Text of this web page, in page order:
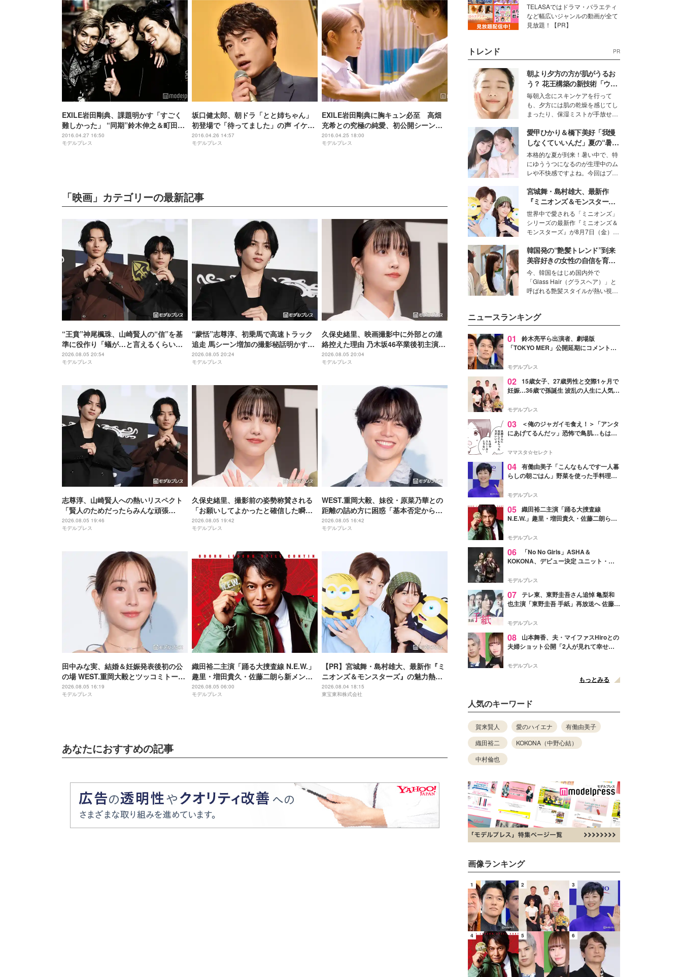
EXILE岩田剛典、課題明かす「すごく
難しかった」 “同期”鈴木伸之＆町田啓
太との縁にしみじみ
2016.04.27 16:50
モデルプレス
坂口健太郎、朝ドラ「とと姉ちゃん」
初登場で「待ってました」の声 イケメ
ン封印で“ヲタク男子”に
2016.04.26 14:57
モデルプレス
EXILE岩田剛典に胸キュン必至 高畑
充希との究極の純愛、初公開シーン解
禁
2016.04.25 18:00
モデルプレス
「映画」カテゴリーの最新記事
“王賁”神尾楓珠、山崎賢人の“信”を基
準に役作り「蟻が…と言えるくらいの
説得力がないと」【キングダム 魂の決
戦】
2026.08.05 20:54
モデルプレス
“蒙恬”志尊淳、初乗馬で高速トラック
追走 馬シーン増加の撮影秘話明かす
【キングダム 魂の決戦】
2026.08.05 20:24
モデルプレス
久保史緒里、映画撮影中に外部との連
絡控えた理由 乃木坂46卒業後初主演で
母親役に【世界は美しいと誰かが言っ
た】
2026.08.05 20:04
モデルプレス
志尊淳、山崎賢人への熱いリスペクト
「賢人のためだったらみんな頑張
る」“信”としての姿を絶賛【キングダ
ム 魂の決戦】
2026.08.05 19:46
モデルプレス
久保史緒里、撮影前の姿勢称賛される
「お願いしてよかったと確信した瞬
間」【世界は美しいと誰かが言った】
2026.08.05 19:42
モデルプレス
WEST.重岡大毅、妹役・原菜乃華との
距離の詰め方に困惑「基本否定から入
る会話をしてしまった」【5秒で完全犯
罪を生成する方法】
2026.08.05 16:42
モデルプレス
田中みな実、結婚＆妊娠発表後初の公
の場 WEST.重岡大毅とツッコミトーク
「子役みたいな子なので…」【5秒で完
全犯罪を生成する方法】
2026.08.05 16:19
モデルプレス
織田裕二主演「踊る大捜査線 N.E.W.」
趣里・増田貴久・佐藤二朗ら新メンバ
ー紹介映像解禁 各キャラクター象徴す
る“謎のキーワード”も
2026.08.05 06:00
モデルプレス
【PR】宮城舞・島村雄大、最新作『ミ
ニオンズ＆モンスターズ』の魅力熱弁
ハチャメチャだけじゃない“友情と
絆”に感動
2026.08.04 18:15
東宝東和株式会社
あなたにおすすめの記事
TELASAではドラマ・バラエティ
など幅広いジャンルの動画が全て
見放題！【PR】
トレンド PR
朝より夕方の方が肌がうるお
う？ 花王構築の新技術「ウォ
ーターキャプチャリングスキ
ン（捕水肌）」がスキンケア
の常識を変える予感
毎朝入念にスキンケアを行って
も、夕方には肌の乾燥を感じてし
まったり、保湿ミストが手放せな
な美容の常識を大きく変える可能
性を秘めた、革新的な「Water
Capturing Skin（ウォーターキャ
プチャリングスキン：捕水肌）」
技術を、花王が構築した。
愛甲ひかり＆橋下美好「我慢
しなくていいんだ」夏の“暑さ
対策”の新しい選択肢とは？
本格的な夏が到来！暑い中で、特
にゆううつになるのが生理中のム
レや不快感ですよね。今回はプラ
モデル・愛甲ひかりさんと橋下美
好さんを迎えて本音で女子会トー
ク。猛暑のお出かけを快適に過ご
すヒントや、2人が感動した夏の
生理の新常識にも迫りました。
宮城舞・島村雄大、最新作
『ミニオンズ＆モンスター
ズ』の魅力熱弁 ハチャメチャ
だけじゃない“友情と絆”に感
動
世界中で愛される「ミニオンズ」
シリーズの最新作『ミニオンズ＆
モンスターズ』が8月7日（金）に
ニオン好き”という共通点を持つモ
デルの宮城舞と島村雄大の特別対
談をお届け！それぞれの視点か
ら、今作ならではの魅力や予想外
の感動をもたらす奥深いストーリ
ーについて熱く語り合ってもらっ
韓国発の“艶髪トレンド”到来
美容好きの女性の自信を育む
「ヘアケア事情」って？
今、韓国をはじめ国内外で
「Glass Hair（グラスヘア）」と
呼ばれる艶髪スタイルが熱い視線
して、“髪そのものの美しさ”に改
めて注目する人が増えている様
子。今回は、そんな憧れの艶やか
な髪を日常で叶える、美容好きの
ます。
ニュースランキング
01
鈴木亮平ら出演者、劇場版
「TOKYO MER」公開延期にコメント
最大の敬意とエールを」
モデルプレス
02 15歳女子、27歳男性と交際1ヶ月で
妊娠…36歳で孫誕生 波乱の人生に人気タ
よ！」
モデルプレス
03
＜俺のジャガイモ食え！＞「アンタ
にあげてるんだッ」恐怖で鳥肌…もはや
ママスタ☆セレクト
04 有働由美子「こんなもんです一人暮
らしの朝ごはん」野菜を使った手料理公
そう」と反響
モデルプレス
05 織田裕二主演「踊る大捜査線
N.E.W.」趣里・増田貴久・佐藤二朗ら新
徴する“謎のキーワード”も
モデルプレス
06
「No No Girls」ASHA＆
KOKONA、デビュー決定 ユニット・
リリースへ
モデルプレス
07 テレ東、東野圭吾さん追悼 亀梨和
也主演「東野圭吾 手紙」再放送へ 佐藤隆
モデルプレス
08
山本舞香、夫・マイファスHiroとの
夫婦ショット公開「2人が見れて幸せ」
モデルプレス
もっとみる
人気のキーワード
賀来賢人 愛のハイエナ
有働由美子
織田裕二
KOKONA（中野心結）
中村倫也
画像ランキング
1 2 3
4 5 6